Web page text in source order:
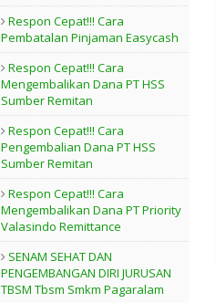
Respon Cepat!!! Cara
Pembatalan Pinjaman Easycash
Respon Cepat!!! Cara
Mengembalikan Dana PT HSS
Sumber Remitan
Respon Cepat!!! Cara
Pengembalian Dana PT HSS
Sumber Remitan
Respon Cepat!!! Cara
Mengembalikan Dana PT Priority
Valasindo Remittance
SENAM SEHAT DAN
PENGEMBANGAN DIRI JURUSAN
TBSM Tbsm Smkm Pagaralam